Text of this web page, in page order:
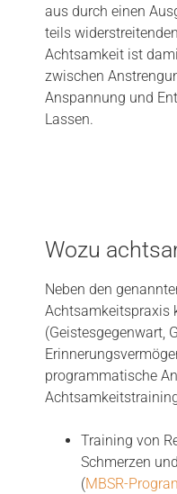
aus durch einen
teils
Achtsamkeit ist
zwischen
Anspannung und
Lassen.
Wozu
Neben den
Achtsamkeitspraxis
(Geistesgegenwart,
programmatische
Training von
Schmerzen
(MBSR-